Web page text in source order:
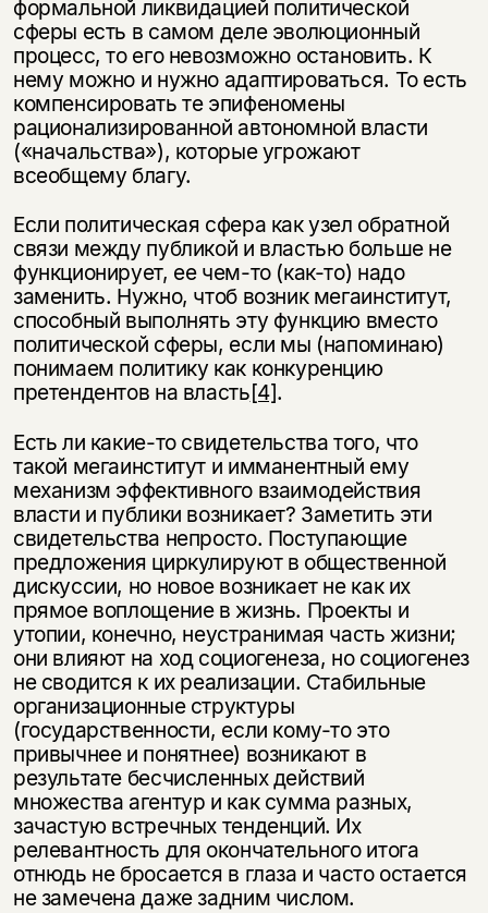
формальной ликвидацией политической
сферы есть в самом деле эволюционный
процесс, то его невозможно остановить. К
нему можно и нужно адаптироваться. То есть
компенсировать те эпифеномены
рационализированной автономной власти
(«начальства»), которые угрожают
всеобщему благу.
Если политическая сфера как узел обратной
связи между публикой и властью больше не
функционирует, ее чем-то (как-то) надо
заменить. Нужно, чтоб возник мегаинститут,
способный выполнять эту функцию вместо
политической сферы, если мы (напоминаю)
понимаем политику как конкуренцию
претендентов на власть[4].
Есть ли какие-то свидетельства того, что
такой мегаинститут и имманентный ему
механизм эффективного взаимодействия
власти и публики возникает? Заметить эти
свидетельства непросто. Поступающие
предложения циркулируют в общественной
дискуссии, но новое возникает не как их
прямое воплощение в жизнь. Проекты и
утопии, конечно, неустранимая часть жизни;
они влияют на ход социогенеза, но социогенез
не сводится к их реализации. Стабильные
организационные структуры
(государственности, если кому-то это
привычнее и понятнее) возникают в
результате бесчисленных действий
множества агентур и как сумма разных,
зачастую встречных тенденций. Их
релевантность для окончательного итога
отнюдь не бросается в глаза и часто остается
не замечена даже задним числом.
подписаться
да
нет, вернуться назад